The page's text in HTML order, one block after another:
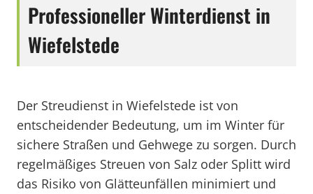
Professioneller Winterdienst in
Wiefelstede
Der Streudienst in Wiefelstede ist von
entscheidender Bedeutung, um im Winter für
sichere Straßen und Gehwege zu sorgen. Durch
regelmäßiges Streuen von Salz oder Splitt wird
das Risiko von Glätteunfällen minimiert und